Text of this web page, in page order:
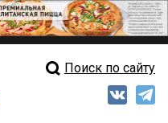
Свежий выпускПоиск по сайту